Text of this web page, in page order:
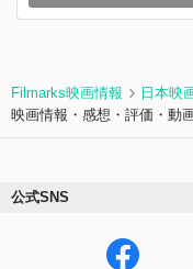
Filmarks映画情報 日本映
映画情報・感想・評価・動
公式SNS